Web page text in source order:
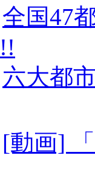
全国47
六大都
[動画]